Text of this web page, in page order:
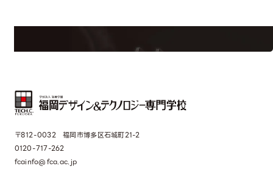
〒812-0032 福岡市博多区石城町21-2
0120-717-262
fcainfo@fca.ac.jp